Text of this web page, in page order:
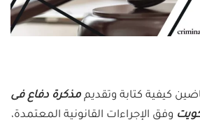
كيفية كتابة وتقديم مذكرة دفاع فى
وفق الإجراءات القانونية المعتمدة،